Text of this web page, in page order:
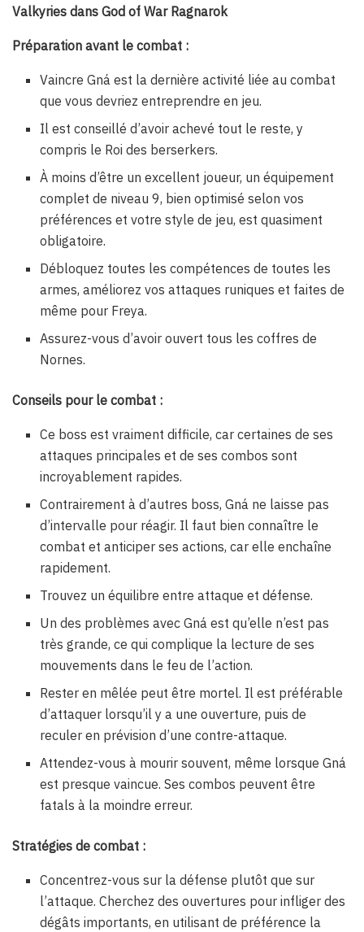
Valkyries dans God of War Ragnarok
Préparation avant le combat :
Vaincre Gná est la dernière activité liée au combat
que vous devriez entreprendre en jeu.
Il est conseillé d’avoir achevé tout le reste, y
compris le Roi des berserkers.
À moins d’être un excellent joueur, un équipement
complet de niveau 9, bien optimisé selon vos
préférences et votre style de jeu, est quasiment
obligatoire.
Débloquez toutes les compétences de toutes les
armes, améliorez vos attaques runiques et faites de
même pour Freya.
Assurez-vous d’avoir ouvert tous les coffres de
Nornes.
Conseils pour le combat :
Ce boss est vraiment difficile, car certaines de ses
attaques principales et de ses combos sont
incroyablement rapides.
Contrairement à d’autres boss, Gná ne laisse pas
d’intervalle pour réagir. Il faut bien connaître le
combat et anticiper ses actions, car elle enchaîne
rapidement.
Trouvez un équilibre entre attaque et défense.
Un des problèmes avec Gná est qu’elle n’est pas
très grande, ce qui complique la lecture de ses
mouvements dans le feu de l’action.
Rester en mêlée peut être mortel. Il est préférable
d’attaquer lorsqu’il y a une ouverture, puis de
reculer en prévision d’une contre-attaque.
Attendez-vous à mourir souvent, même lorsque Gná
est presque vaincue. Ses combos peuvent être
fatals à la moindre erreur.
Stratégies de combat :
Concentrez-vous sur la défense plutôt que sur
l’attaque. Cherchez des ouvertures pour infliger des
dégâts importants, en utilisant de préférence la